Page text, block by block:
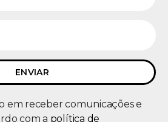
em receber comunicações e
com a política de